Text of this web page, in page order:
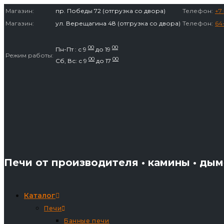
Перейти
к
Магазин: пр. Победы 72 (отгрузка со двора) Телефон: +7
Магазин:
ул. Верещагина 48 (отгрузка со двора) Телефон:
Режим работы:
Пн-Пт : с 9 00 до 19 00
Сб, Вс: с 9 00 до 17 00
Печи от производителя • камины •
Каталог
Печи
Банные печи